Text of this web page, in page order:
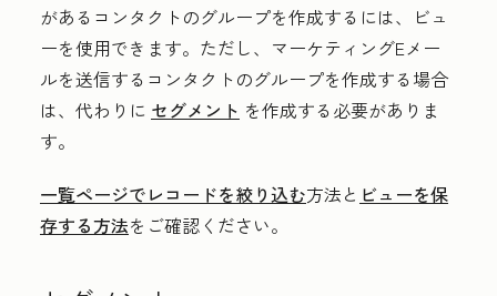
があるコンタクトのグループを作成するには、ビュ
ーを使用できます。ただし、マーケティングEメー
ルを送信するコンタクトのグループを作成する場合
は、代わりに セグメント を作成する必要がありま
す。
一覧ページでレコードを絞り込む方法と ビューを保
存する方法をご確認ください。